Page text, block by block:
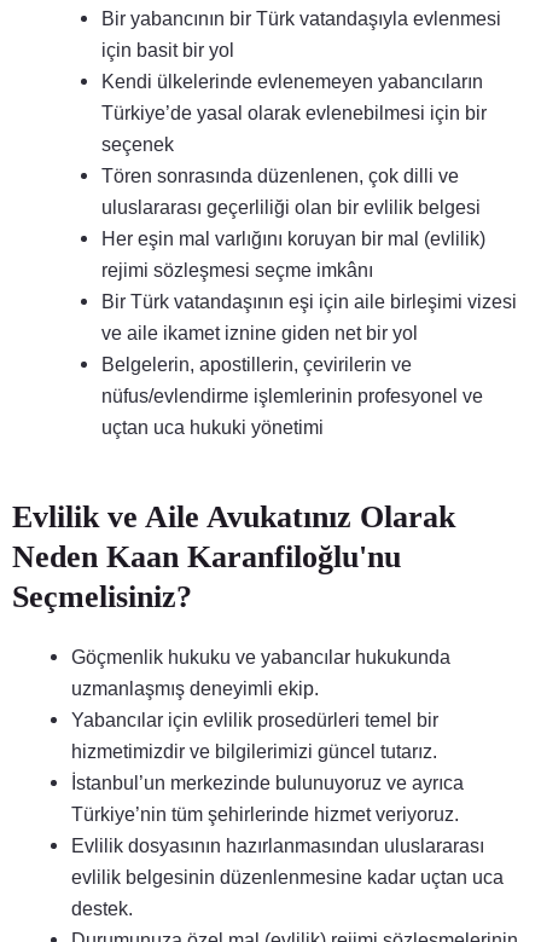
Bir yabancının bir Türk vatandaşıyla evlenmesi
için basit bir yol
Kendi ülkelerinde evlenemeyen yabancıların
Türkiye’de yasal olarak evlenebilmesi için bir
seçenek
Tören sonrasında düzenlenen, çok dilli ve
uluslararası geçerliliği olan bir evlilik belgesi
Her eşin mal varlığını koruyan bir mal (evlilik)
rejimi sözleşmesi seçme imkânı
Bir Türk vatandaşının eşi için aile birleşimi vizesi
ve aile ikamet iznine giden net bir yol
Belgelerin, apostillerin, çevirilerin ve
nüfus/evlendirme işlemlerinin profesyonel ve
uçtan uca hukuki yönetimi
Evlilik ve Aile Avukatınız Olarak
Neden Kaan Karanfiloğlu'nu
Seçmelisiniz?
Göçmenlik hukuku ve yabancılar hukukunda
uzmanlaşmış deneyimli ekip.
Yabancılar için evlilik prosedürleri temel bir
hizmetimizdir ve bilgilerimizi güncel tutarız.
İstanbul’un merkezinde bulunuyoruz ve ayrıca
Türkiye’nin tüm şehirlerinde hizmet veriyoruz.
Evlilik dosyasının hazırlanmasından uluslararası
evlilik belgesinin düzenlenmesine kadar uçtan uca
destek.